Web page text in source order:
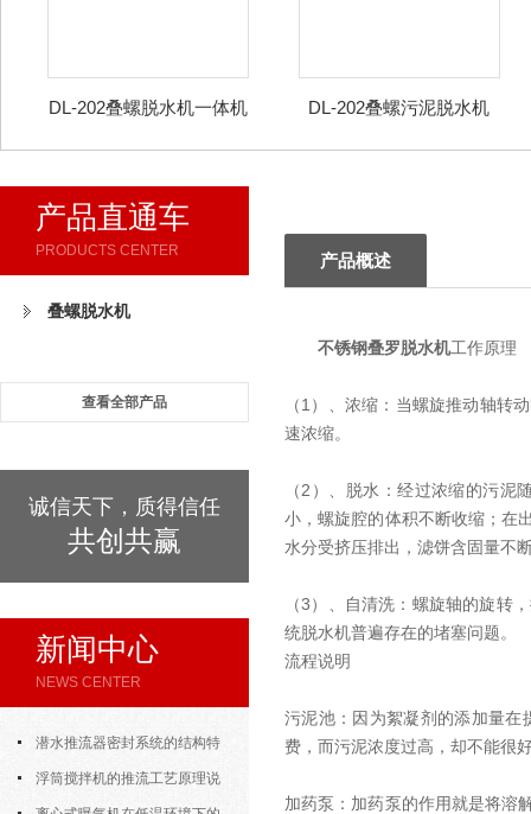
DL-202叠螺脱水机一体机 DL-202叠螺污泥脱水机
产品直通车
PRODUCTS CENTER
叠螺脱水机
查看全部产品
诚信天下，质得信任
共创共赢
新闻中心
NEWS CENTER
潜水推流器密封系统的结构特
点与渗漏故障处理
浮筒搅拌机的推流工艺原理说
产品概述
不锈钢叠罗脱水机工作原理
（1）、浓缩：当螺旋推动轴转
速浓缩。
（2）、脱水：经过浓缩的污
小，螺旋腔的体积不断收缩；在
水分受挤压排出，滤饼含固量不
（3）、自清洗：螺旋轴的旋转
统脱水机普遍存在的堵塞问题。
流程说明
污泥池：因为絮凝剂的添加量在
费，而污泥浓度过高，却不能很
加药泵：加药泵的作用就是将溶